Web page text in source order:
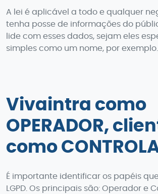
A lei é aplicável a todo e qualquer
tenha posse de informações do
lide com esses dados, sejam eles
simples como um nome, por exemplo.
Vivaintra como
OPERADOR,
como
É importante identificar os papéis
LGPD. Os principais são: Operador e